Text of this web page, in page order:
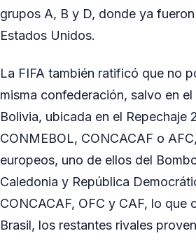
grupos A, B y D, donde ya
Estados Unidos.
La FIFA también ratificó que no
misma confederación, salvo en
Bolivia, ubicada en el Repechaje
CONMEBOL, CONCACAF o
europeos, uno de ellos del
Caledonia y República
CONCACAF, OFC y CAF, lo
Brasil, los restantes rivales